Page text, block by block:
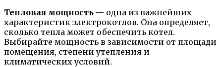
Тепловая мощность — одна из важнейших
характеристик электрокотлов. Она определяет,
сколько тепла может обеспечить котел.
Выбирайте мощность в зависимости от площади
помещения, степени утепления и
климатических условий.